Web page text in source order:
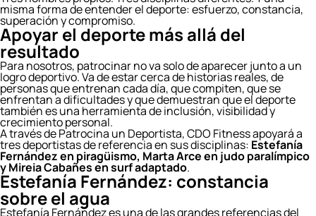
misma forma de entender el deporte: esfuerzo, constancia,
superación y compromiso.
Apoyar el deporte más allá del
resultado
Para nosotros, patrocinar no va solo de aparecer junto a un
logro deportivo. Va de estar cerca de historias reales, de
personas que entrenan cada día, que compiten, que se
enfrentan a dificultades y que demuestran que el deporte
también es una herramienta de inclusión, visibilidad y
crecimiento personal.
A través de Patrocina un Deportista, CDO Fitness apoyará a
tres deportistas de referencia en sus disciplinas: Estefanía
Fernández en piragüismo, Marta Arce en judo paralímpico
y Mireia Cabañes en surf adaptado.
Estefanía Fernández: constancia
sobre el agua
Estefanía Fernández es una de las grandes referencias del